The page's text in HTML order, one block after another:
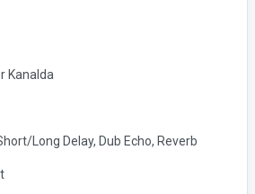
Kanalda
Long Delay, Dub Echo, Reverb